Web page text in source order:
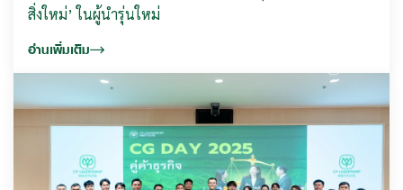
สิ่งใหม่’ ในผู้นำรุ่นใหม่
อ่านเพิ่มเติม